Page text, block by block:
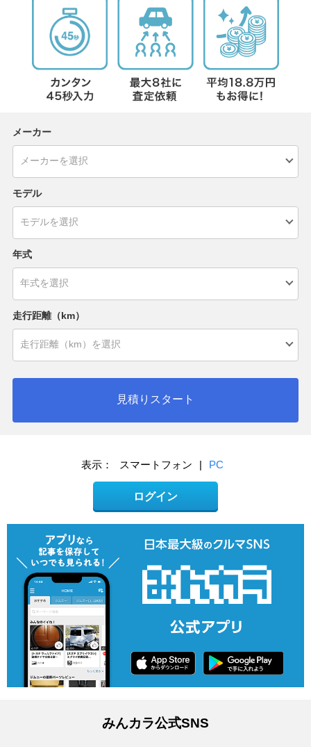
メーカー
モデル
年式
走行距離（km）
見積りスタート
表示： スマートフォン | PC
ログイン
みんカラ公式SNS